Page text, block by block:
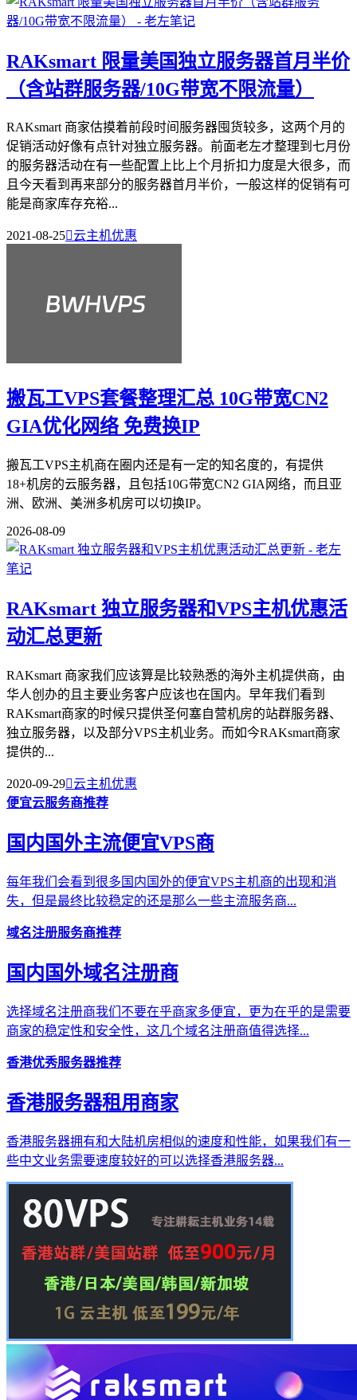
RAKsmart 限量美国独立服务器首月半价
（含站群服务器/10G带宽不限流量）
RAKsmart 商家估摸着前段时间服务器囤货较多，这两个月的
促销活动好像有点针对独立服务器。前面老左才整理到七月份
的服务器活动在有一些配置上比上个月折扣力度是大很多，而
且今天看到再来部分的服务器首月半价，一般这样的促销有可
能是商家库存充裕...
2021-08-25云主机优惠
搬瓦工VPS套餐整理汇总 10G带宽CN2
GIA优化网络 免费换IP
搬瓦工VPS主机商在圈内还是有一定的知名度的，有提供
18+机房的云服务器，且包括10G带宽CN2 GIA网络，而且亚
洲、欧洲、美洲多机房可以切换IP。
2026-08-09
RAKsmart 独立服务器和VPS主机优惠活
动汇总更新
RAKsmart 商家我们应该算是比较熟悉的海外主机提供商，由
华人创办的且主要业务客户应该也在国内。早年我们看到
RAKsmart商家的时候只提供圣何塞自营机房的站群服务器、
独立服务器，以及部分VPS主机业务。而如今RAKsmart商家
提供的...
2020-09-29云主机优惠
便宜云服务商推荐
国内国外主流便宜VPS商
每年我们会看到很多国内国外的便宜VPS主机商的出现和消
失，但是最终比较稳定的还是那么一些主流服务商...
域名注册服务商推荐
国内国外域名注册商
选择域名注册商我们不要在乎商家多便宜，更为在乎的是需要
商家的稳定性和安全性，这几个域名注册商值得选择...
香港优秀服务器推荐
香港服务器租用商家
香港服务器拥有和大陆机房相似的速度和性能，如果我们有一
些中文业务需要速度较好的可以选择香港服务器...